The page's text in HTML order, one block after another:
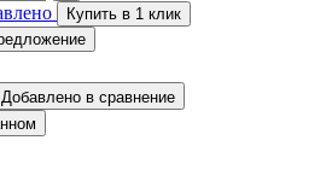
Купить в 1 клик
Добавлено в сравнение